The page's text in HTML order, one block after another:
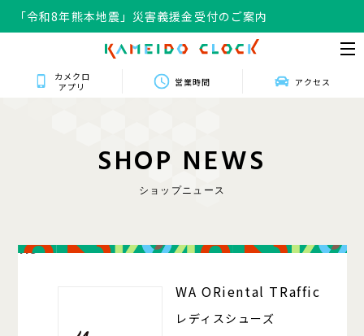
「令和8年熊本地震」災害義援金受付のご案内
カメクロ
アプリ
営業時間 アクセス
SHOP NEWS
ショップニュース
118
WA ORiental TRaffic
レディスシューズ